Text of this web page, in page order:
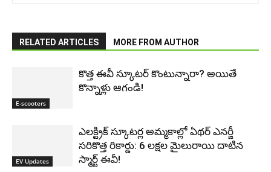
RELATED ARTICLES MORE FROM AUTHOR
E-scooters
కొత్త ఈవీ స్కూట‌ర్ కొంటున్నారా? అయితే
కొన్నాళ్లు ఆగండి!
EV Updates
ఎలక్ట్రిక్ స్కూటర్ల అమ్మకాల్లో ఏథర్ ఎనర్జీ
సరికొత్త రికార్డు: 6 లక్షల మైలురాయి దాటిన
స్మార్ట్ ఈవీ!